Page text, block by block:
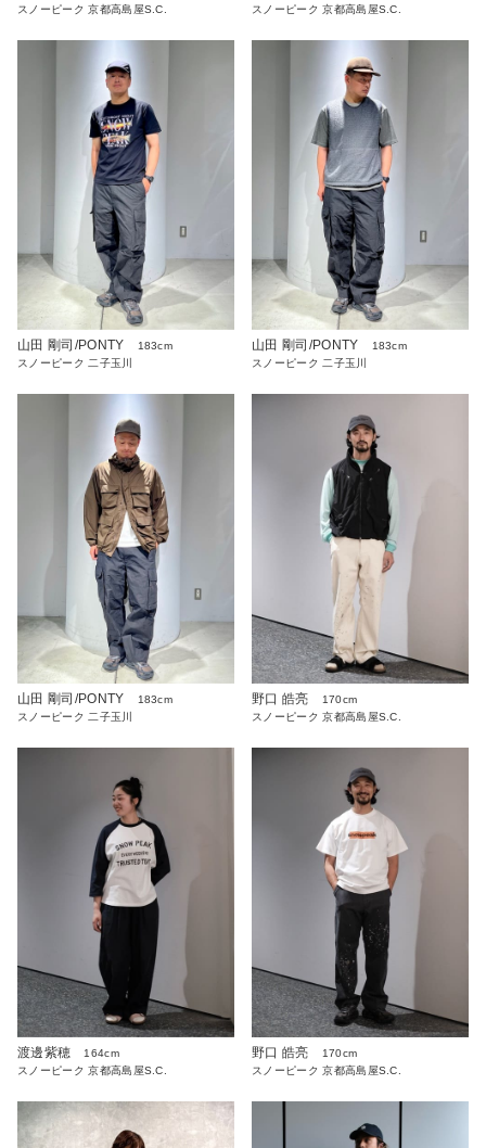
スノーピーク 京都高島屋S.C.
スノーピーク 京都高島屋S.C.
山田 剛司/PONTY
183cm
スノーピーク 二子玉川
山田 剛司/PONTY
183cm
スノーピーク 二子玉川
山田 剛司/PONTY
183cm
スノーピーク 二子玉川
野口 皓亮
170cm
スノーピーク 京都高島屋S.C.
渡邊紫穂
164cm
スノーピーク 京都高島屋S.C.
野口 皓亮
170cm
スノーピーク 京都高島屋S.C.